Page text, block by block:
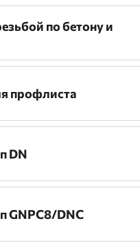
по бетону и
профлиста
DN
GNPC8/DNC